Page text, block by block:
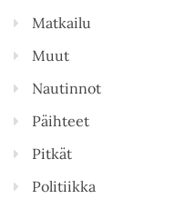
Matkailu
Muut
Nautinnot
Päihteet
Pitkät
Politiikka